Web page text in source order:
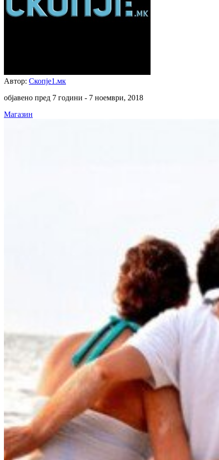
Автор: Скопје1.мк
објавено пред 7 години - 7 ноември, 2018
Магазин